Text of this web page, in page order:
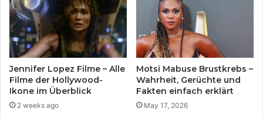
Jennifer Lopez Filme – Alle
Filme der Hollywood-
Ikone im Überblick
2 weeks ago
Motsi Mabuse Brustkrebs –
Wahrheit, Gerüchte und
Fakten einfach erklärt
May 17, 2026